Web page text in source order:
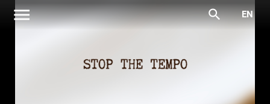
menu search EN